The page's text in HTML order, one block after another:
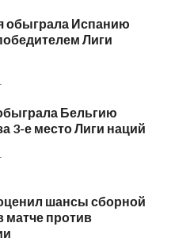
обыграла Испанию
Лиги
Бельгию
3-е место Лиги наций
шансы сборной
матче против